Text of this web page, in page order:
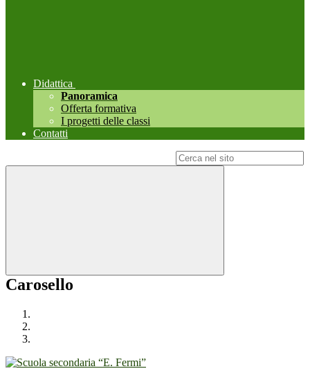
Didattica
Panoramica
Offerta formativa
I progetti delle classi
Contatti
Carosello